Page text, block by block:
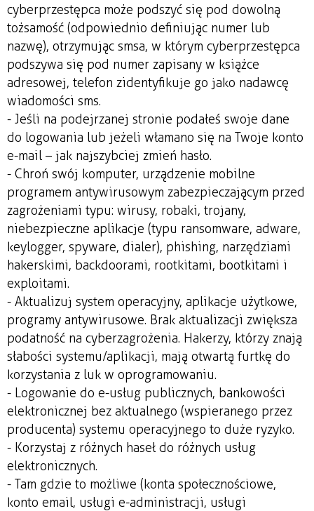
cyberprzestępca może podszyć się pod dowolną
tożsamość (odpowiednio definiując numer lub
nazwę), otrzymując smsa, w którym cyberprzestępca
podszywa się pod numer zapisany w książce
adresowej, telefon zidentyfikuje go jako nadawcę
wiadomości sms.
- Jeśli na podejrzanej stronie podałeś swoje dane
do logowania lub jeżeli włamano się na Twoje konto
e-mail – jak najszybciej zmień hasło.
- Chroń swój komputer, urządzenie mobilne
programem antywirusowym zabezpieczającym przed
zagrożeniami typu: wirusy, robaki, trojany,
niebezpieczne aplikacje (typu ransomware, adware,
keylogger, spyware, dialer), phishing, narzędziami
hakerskimi, backdoorami, rootkitami, bootkitami i
exploitami.
- Aktualizuj system operacyjny, aplikacje użytkowe,
programy antywirusowe. Brak aktualizacji zwiększa
podatność na cyberzagrożenia. Hakerzy, którzy znają
słabości systemu/aplikacji, mają otwartą furtkę do
korzystania z luk w oprogramowaniu.
- Logowanie do e-usług publicznych, bankowości
elektronicznej bez aktualnego (wspieranego przez
producenta) systemu operacyjnego to duże ryzyko.
- Korzystaj z różnych haseł do różnych usług
elektronicznych.
- Tam gdzie to możliwe (konta społecznościowe,
konto email, usługi e-administracji, usługi